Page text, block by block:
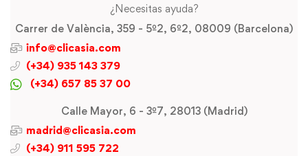
¿Necesitas ayuda?
Carrer de València, 359 - 5º2, 6º2, 08009 (Barcelona)
info@clicasia.com
(+34) 935 143 379
(+34) 657 85 37 00
Calle Mayor, 6 - 3º7, 28013 (Madrid)
madrid@clicasia.com
(+34) 911 595 722